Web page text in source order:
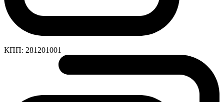
КПП: 281201001